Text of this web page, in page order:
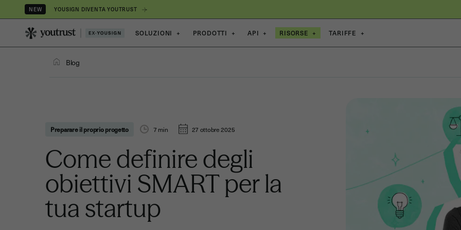
NEW YOUSIGN DIVENTA YOUTRUST
SOLUZIONI + PRODOTTI + API + RISORSE + TARIFFE +
Blog
Preparare il proprio progetto 7 min 27 ottobre 2025
Come definire degli
obiettivi SMART per la
tua startup